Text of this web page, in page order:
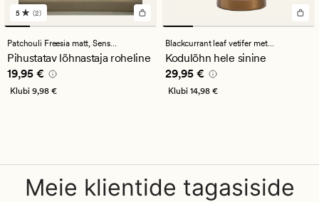
2
arvustust
keskmise
hinnanguga
5
5 (2)
Patchouli Freesia matt,Sense the Moment
Pihustatav lõhnastaja roheline
Pris_ee 19,95 €
19,95 €
Klubi 9,98 €
Blackcurrant leaf vetifer metallic,
Kodulõhn hele sinine
Pris_ee 29,95 €
29,95 €
Klubi 14,98 €
Meie klientide tagasiside